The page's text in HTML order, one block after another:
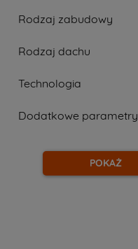
Rodzaj zabudowy
Rodzaj dachu
Technologia
Dodatkowe parametry
POKAŻ